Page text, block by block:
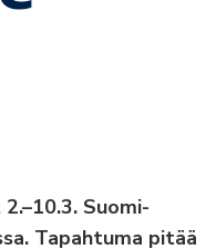
Suomi-
Tapahtuma pitää